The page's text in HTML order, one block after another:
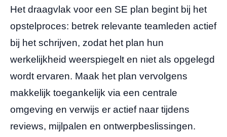
Het draagvlak voor een SE plan begint bij het
opstelproces: betrek relevante teamleden actief
bij het schrijven, zodat het plan hun
werkelijkheid weerspiegelt en niet als opgelegd
wordt ervaren. Maak het plan vervolgens
makkelijk toegankelijk via een centrale
omgeving en verwijs er actief naar tijdens
reviews, mijlpalen en ontwerpbeslissingen.